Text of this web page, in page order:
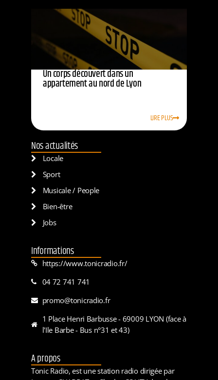
Un corps découvert dans un
appartement au nord de Lyon
LIRE PLUS
Nos actualités
Locale
Sport
Musicale / People
Bien-être
Jobs
Informations
https://www.tonicradio.fr/
04 72 741 741
promo@tonicradio.fr
1 Place Henri Barbusse - 69009 LYON (face à
l'Ile Barbe - Bus n°31 et 43)
A propos
Tonic Radio, est une station radio dirigée par